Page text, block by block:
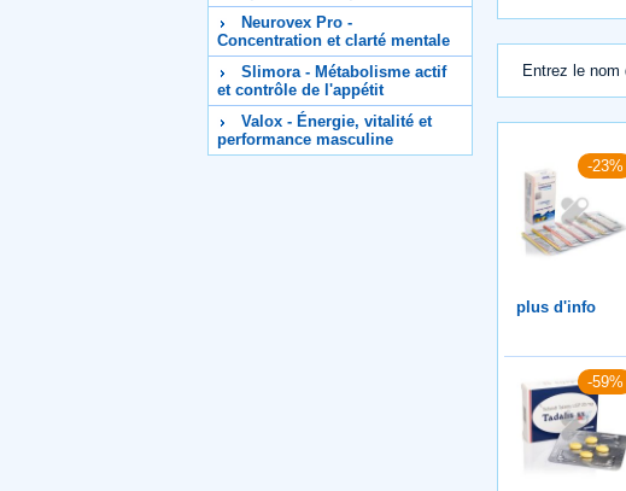
Neurovex Pro -
Concentration et clarté mentale
Slimora - Métabolisme actif
et contrôle de l'appétit
Valox - Énergie, vitalité et
performance masculine
Entrez le nom
-23%
plus d'info
-59%